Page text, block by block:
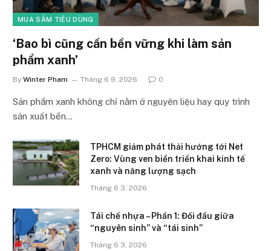
MUA SẮM TIÊU DÙNG
‘Bao bì cũng cần bền vững khi làm sản
phẩm xanh’
By Winter Pham Tháng 6 9, 2026 0
Sản phẩm xanh không chỉ nằm ở nguyên liệu hay quy trình
sản xuất bền…
TPHCM giảm phát thải hướng tới Net
Zero: Vùng ven biển triển khai kinh tế
xanh và năng lượng sạch
Tháng 6 3, 2026
Tái chế nhựa – Phần 1: Đối đầu giữa
“nguyên sinh” và “tái sinh”
Tháng 6 3, 2026